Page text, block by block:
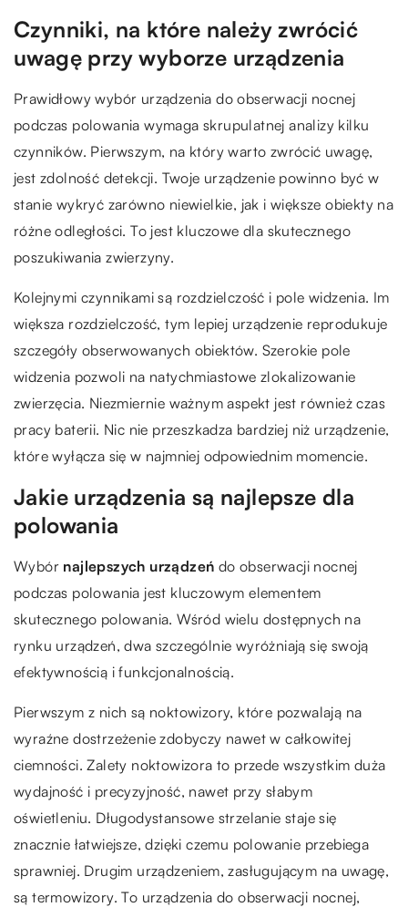
Czynniki, na które należy zwrócić
uwagę przy wyborze urządzenia
Prawidłowy wybór urządzenia do obserwacji nocnej
podczas polowania wymaga skrupulatnej analizy kilku
czynników. Pierwszym, na który warto zwrócić uwagę,
jest zdolność detekcji. Twoje urządzenie powinno być w
stanie wykryć zarówno niewielkie, jak i większe obiekty na
różne odległości. To jest kluczowe dla skutecznego
poszukiwania zwierzyny.
Kolejnymi czynnikami są rozdzielczość i pole widzenia. Im
większa rozdzielczość, tym lepiej urządzenie reprodukuje
szczegóły obserwowanych obiektów. Szerokie pole
widzenia pozwoli na natychmiastowe zlokalizowanie
zwierzęcia. Niezmiernie ważnym aspekt jest również czas
pracy baterii. Nic nie przeszkadza bardziej niż urządzenie,
które wyłącza się w najmniej odpowiednim momencie.
Jakie urządzenia są najlepsze dla
polowania
Wybór najlepszych urządzeń do obserwacji nocnej
podczas polowania jest kluczowym elementem
skutecznego polowania. Wśród wielu dostępnych na
rynku urządzeń, dwa szczególnie wyróżniają się swoją
efektywnością i funkcjonalnością.
Pierwszym z nich są noktowizory, które pozwalają na
wyraźne dostrzeżenie zdobyczy nawet w całkowitej
ciemności. Zalety noktowizora to przede wszystkim duża
wydajność i precyzyjność, nawet przy słabym
oświetleniu. Długodystansowe strzelanie staje się
znacznie łatwiejsze, dzięki czemu polowanie przebiega
sprawniej. Drugim urządzeniem, zasługującym na uwagę,
są termowizory. To urządzenia do obserwacji nocnej,